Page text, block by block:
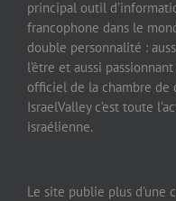
principal outil
francophone dans le
double personnalité :
l’être et aussi
officiel de la chambre de
IsraelValley c’est toute
israélienne.
Le site publie plus d’une